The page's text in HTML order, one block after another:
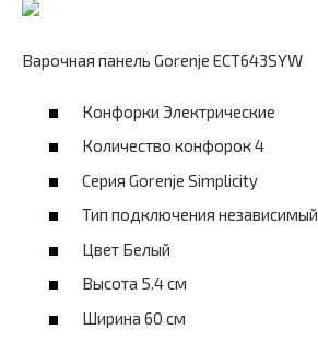
Варочная панель Gorenje ECT643SYW
Конфорки Электрические
Количество конфорок 4
Серия Gorenje Simplicity
Тип подключения независимый
Цвет Белый
Высота 5.4 см
Ширина 60 см